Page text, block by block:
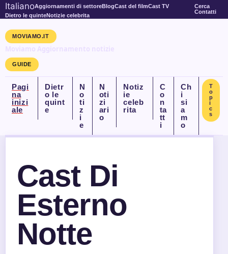
ItalianoAggiornamenti di settoreBlogCast del filmCast TV
Dietro le quinteNotizie celebrita
Cerca
Contatti
MOVIAMO.IT
Moviamo Aggiornamento notizie
GUIDE
Pagi
na
inizi
ale
Dietr
o le
quint
e
N
o
ti
z
i
e
N
oti
zi
ari
o
Notiz
ie
celeb
rita
C
o
n
ta
tt
i
Ch
i
si
a
m
o
T
o
p
i
c
s
Cast Di
Esterno
Notte